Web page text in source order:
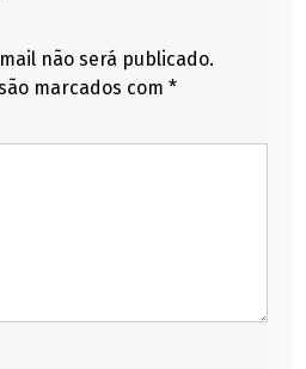
não será publicado.
marcados com *